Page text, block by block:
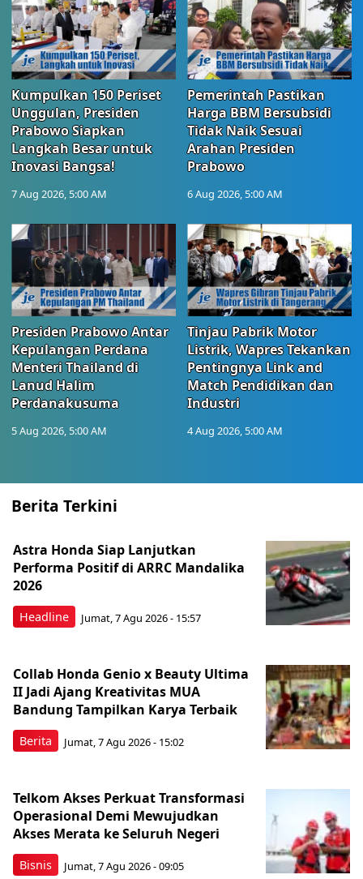
Kumpulkan 150 Periset
Unggulan, Presiden
Prabowo Siapkan
Langkah Besar untuk
Inovasi Bangsa!
7 Aug 2026, 5:00 AM
Pemerintah Pastikan
Harga BBM Bersubsidi
Tidak Naik Sesuai
Arahan Presiden
Prabowo
6 Aug 2026, 5:00 AM
Presiden Prabowo Antar
Kepulangan Perdana
Menteri Thailand di
Lanud Halim
Perdanakusuma
5 Aug 2026, 5:00 AM
Tinjau Pabrik Motor
Listrik, Wapres Tekankan
Pentingnya Link and
Match Pendidikan dan
Industri
4 Aug 2026, 5:00 AM
Berita Terkini
Headline
Astra Honda Siap Lanjutkan
Performa Positif di ARRC Mandalika
2026
Jumat, 7 Agu 2026 - 15:57
Berita
Collab Honda Genio x Beauty Ultima
II Jadi Ajang Kreativitas MUA
Bandung Tampilkan Karya Terbaik
Jumat, 7 Agu 2026 - 15:02
Bisnis
Telkom Akses Perkuat Transformasi
Operasional Demi Mewujudkan
Akses Merata ke Seluruh Negeri
Jumat, 7 Agu 2026 - 09:05